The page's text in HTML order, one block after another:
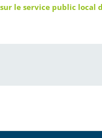
le service public local